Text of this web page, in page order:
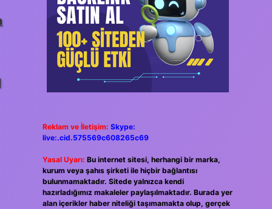
Reklam ve İletişim: Skype:
live:.cid.575569c608265c69
Yasal Uyarı: Bu internet sitesi, herhangi bir marka,
kurum veya şahıs şirketi ile hiçbir bağlantısı
bulunmamaktadır. Sitede yalnızca kendi
hazırladığımız makaleler paylaşılmaktadır. Burada yer
alan içerikler haber niteliği taşımamakta olup, gerçek